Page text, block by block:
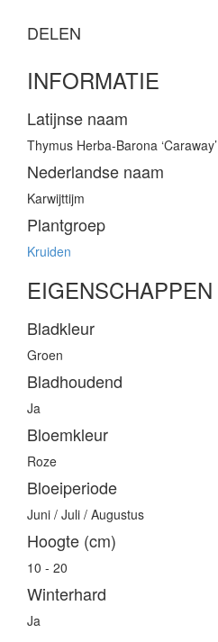
DELEN
INFORMATIE
Latijnse naam
Thymus Herba-Barona ‘Caraway’
Nederlandse naam
Karwijttijm
Plantgroep
Kruiden
EIGENSCHAPPEN
Bladkleur
Groen
Bladhoudend
Ja
Bloemkleur
Roze
Bloeiperiode
Juni / Juli / Augustus
Hoogte (cm)
10 - 20
Winterhard
Ja